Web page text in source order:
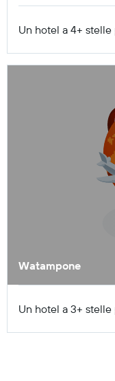
Un hotel a 4+ stelle
Watampone
Un hotel a 3+ stelle